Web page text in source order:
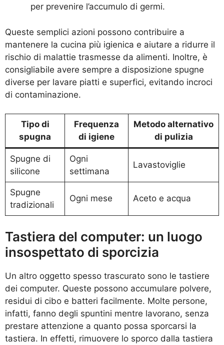
per prevenire l’accumulo di germi.
Queste semplici azioni possono contribuire a
mantenere la cucina più igienica e aiutare a ridurre il
rischio di malattie trasmesse da alimenti. Inoltre, è
consigliabile avere sempre a disposizione spugne
diverse per lavare piatti e superfici, evitando incroci
di contaminazione.
Tipo di
spugna
Frequenza
di igiene
Metodo alternativo
di pulizia
Spugne di
silicone
Ogni
settimana
Lavastoviglie
Spugne
tradizionali
Ogni mese Aceto e acqua
Tastiera del computer: un luogo
insospettato di sporcizia
Un altro oggetto spesso trascurato sono le tastiere
dei computer. Queste possono accumulare polvere,
residui di cibo e batteri facilmente. Molte persone,
infatti, fanno degli spuntini mentre lavorano, senza
prestare attenzione a quanto possa sporcarsi la
tastiera. In effetti, rimuovere lo sporco dalla tastiera